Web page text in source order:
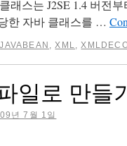
클래스는 J2SE 1.4 버
한 자바 클래스를 …
JAVABEAN ,XML,
일로 만들
년 7월 1일